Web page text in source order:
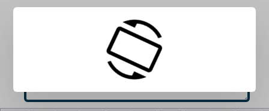
Type Polish (214) characters into the box: